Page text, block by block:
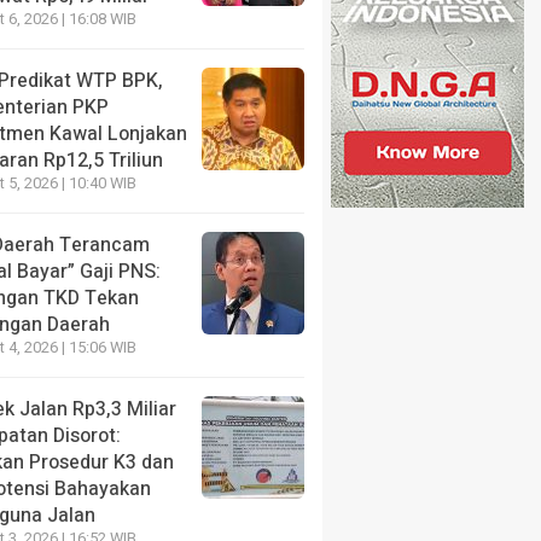
Dicari Penyidik, Wamen Imipas Silmy Karim
KPK Pasca OTT Imigrasi Jakbar
ago
Haru Nadiem Makarim di
Pleidoi Kasus
ketimbang Rompi Tahanan
ago
6, 2026 | 16:08 WIB
WTP BPK,
PKP
Kawal Lonjakan
Rp12,5 Triliun
5, 2026 | 10:40 WIB
Terancam
Bayar” Gaji PNS:
TKD Tekan
Daerah
4, 2026 | 15:06 WIB
Jalan Rp3,3 Miliar
Disorot:
Prosedur K3 dan
Bahayakan
Jalan